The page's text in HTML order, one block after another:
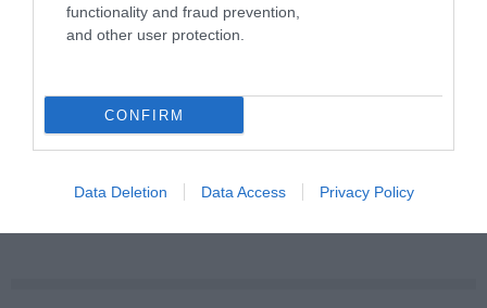
functionality and fraud prevention,
and other user protection.
CONFIRM
Data Deletion Data Access Privacy Policy